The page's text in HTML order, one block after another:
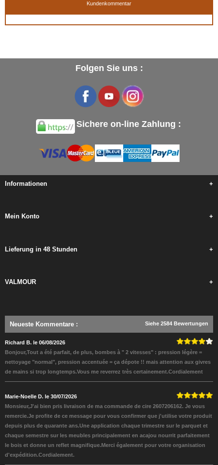
Kundenkommentar
Folgen Sie uns :
Sichere on-line Zahlung :
Informationen +
Mein Konto +
Lieferung in 48 Stunden +
VALMOUR +
Neueste Kommentare : Siehe 2584 Bewertungen
Richard B. le 06/08/2026
Bonjour,Tout a été parfait, de plus, bombes à " 2 vitesses" : pression légère =
nettoyage "normal", pression accentuée = ça dépote !! mais attention aux givres
de mains si trop longtemps.Vous me reverrez très certainement.Cordialement
Marie-Noelle D. le 30/07/2026
Monsieur,J'ai bien pris livraison de ma commande de cire 2607206162. Je vous
remercie.Je profite de ce message pour vous confirmer que j'utilise votre produit
depuis plus de quarante ans.Une application chaque trimestre sur le parquet et
chaque semestre sur les meubles principalement en acajou nourrit parfaitement
le bois et donne un reflet magnifique.Merci également pour votre organisation
d'expédition.Cordialement.